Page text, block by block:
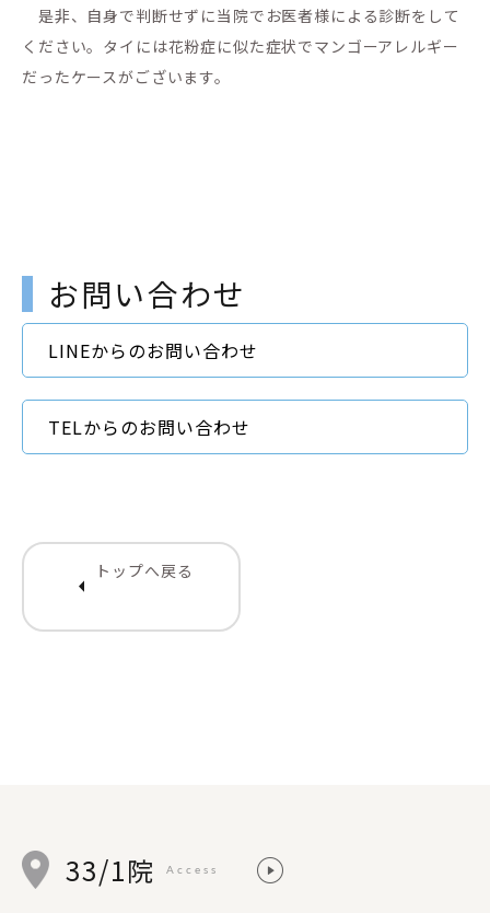
是非、自身で判断せずに当院でお医者様による診断をして
ください。タイには花粉症に似た症状でマンゴーアレルギー
だったケースがございます。
お問い合わせ
LINEからのお問い合わせ
TELからのお問い合わせ
arrow_left
トップへ戻る
33/1院 Access